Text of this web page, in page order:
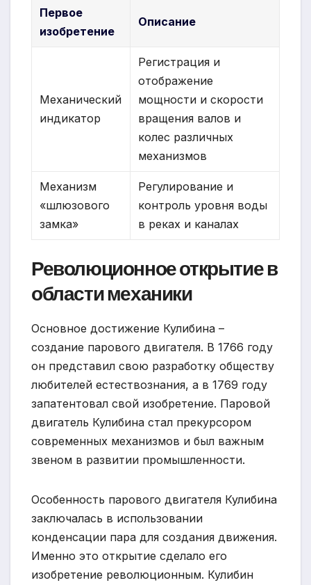
Первое
изобретение
Описание
Механический
индикатор
Регистрация и
отображение
мощности и скорости
вращения валов и
колес различных
механизмов
Механизм
«шлюзового
замка»
Регулирование и
контроль уровня воды
в реках и каналах
Революционное открытие в
области механики
Основное достижение Кулибина –
создание парового двигателя. В 1766 году
он представил свою разработку обществу
любителей естествознания, а в 1769 году
запатентовал свой изобретение. Паровой
двигатель Кулибина стал прекурсором
современных механизмов и был важным
звеном в развитии промышленности.
Особенность парового двигателя Кулибина
заключалась в использовании
конденсации пара для создания движения.
Именно это открытие сделало его
изобретение революционным. Кулибин